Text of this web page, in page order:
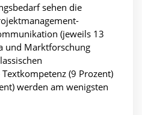
sehen die
(jeweils 13
und Marktforschung
(9 Prozent)
werden am wenigsten